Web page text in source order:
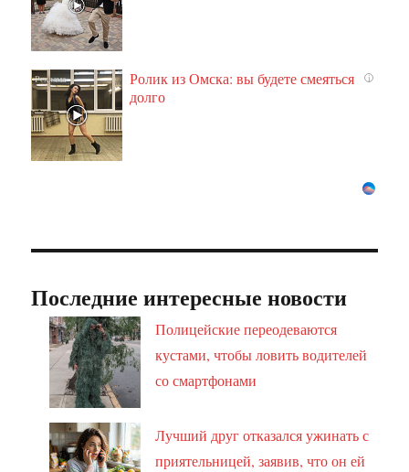
i
Ролик из Омска: вы будете смеяться
долго
Последние интересные новости
Полицейские переодеваются
кустами, чтобы ловить водителей
со смартфонами
Лучший друг отказался ужинать с
приятельницей, заявив, что он ей